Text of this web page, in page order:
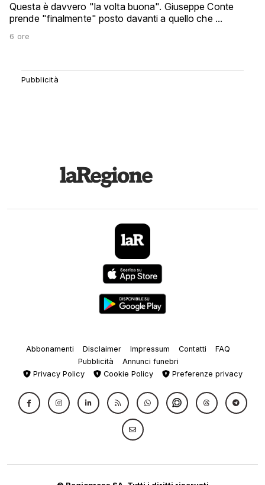
Questa è davvero "la volta buona". Giuseppe Conte
prende "finalmente" posto davanti a quello che ...
6 ore
Abbonamenti Disclaimer Impressum Contatti
FAQ
Pubblicità
Annunci funebri
Privacy Policy
Cookie Policy Preferenze privacy